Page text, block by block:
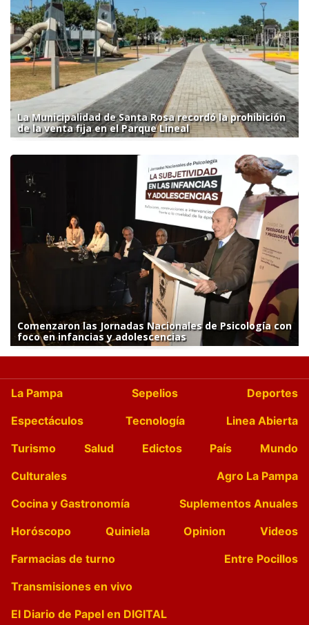
La Municipalidad de Santa Rosa recordó la prohibición
de la venta fija en el Parque Lineal
Comenzaron las Jornadas Nacionales de Psicología con
foco en infancias y adolescencias
La Pampa Sepelios
Deportes
Espectáculos
Tecnología
Linea Abierta
Turismo
Salud Edictos País
Mundo
Culturales
Agro La Pampa
Cocina y Gastronomía
Suplementos Anuales
Horóscopo
Quiniela Opinion
Videos
Farmacias de turno
Entre Pocillos
Transmisiones en vivo
El Diario de Papel en DIGITAL